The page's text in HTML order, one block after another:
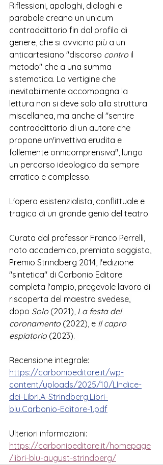
Riflessioni, apologhi, dialoghi e
parabole creano un unicum
contraddittorio fin dal profilo di
genere, che si avvicina più a un
anticartesiano "discorso contro il
metodo" che a una summa
sistematica. La vertigine che
inevitabilmente accompagna la
lettura non si deve solo alla struttura
miscellanea, ma anche al "sentire
contraddittorio di un autore che
propone un'invettiva erudita e
follemente onnicomprensiva", lungo
un percorso ideologico da sempre
erratico e complesso.
L'opera esistenzialista, conflittuale e
tragica di un grande genio del teatro.
Curata dal professor Franco Perrelli,
noto accademico, premiato saggista,
Premio Strindberg 2014, l'edizione
"sintetica" di Carbonio Editore
completa l'ampio, pregevole lavoro di
riscoperta del maestro svedese,
dopo Solo (2021), La festa del
coronamento (2022), e Il capro
espiatorio (2023).
Recensione integrale:
https://carbonioeditore.it/wp-
content/uploads/2025/10/LIndice-
dei-Libri.A-Strindberg.Libri-
blu.Carbonio-Editore-1.pdf
Ulteriori informazioni:
https://carbonioeditore.it/homepage
/libri-blu-august-strindberg/